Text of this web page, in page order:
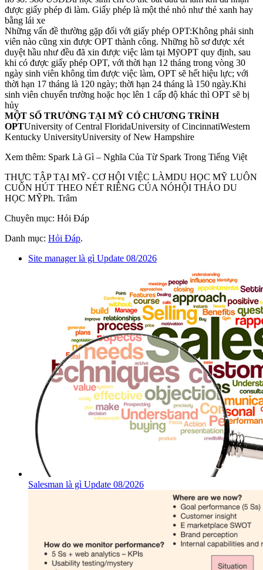
được giấy phép đi làm. Giấy phép là một thẻ nhỏ như thẻ xanh hay
bằng lái xe
Những vấn đề thường gặp đối với giấy phép OPT:Không phải sinh
viên nào cũng xin được OPT thành công. Những hồ sơ được xét
duyệt hầu như đều đã xin được việc làm tại MỹOPT quy định, sau
khi có được giấy phép OPT, với thời hạn 12 tháng trong vòng 30
ngày sinh viên không tìm được việc làm, OPT sẽ hết hiệu lực; với
thời hạn 17 tháng là 120 ngày; thời hạn 24 tháng là 150 ngày.Khi
sinh viên chuyển trường hoặc học lên 1 cấp độ khác thì OPT sẽ bị
hủy
MỘT SỐ TRƯỜNG TẠI MỸ CÓ CHƯƠNG TRÌNH
OPTUniversity of Central FloridaUniversity of CincinnatiWestern
Kentucky UniversityUniversity of New Hampshire
Xem thêm: Spark Là Gì – Nghĩa Của Từ Spark Trong Tiếng Việt
THỰC TẬP TẠI MỸ- CƠ HỘI VIỆC LÀMDU HỌC MỸ LUÔN
CUỐN HÚT THEO NÉT RIÊNG CỦA NÓHỘI THẢO DU
HỌC MỸPh. Trâm
Chuyên mục: Hỏi Đáp
Danh mục: Hỏi Đáp.
Site manager là gì Update 08/2026
Salesman là gì Update 08/2026